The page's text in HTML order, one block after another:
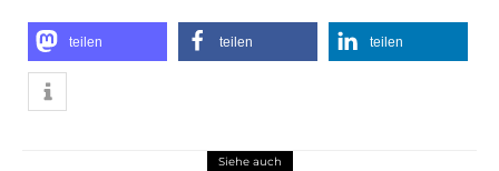
teilen teilen teilen
Siehe auch